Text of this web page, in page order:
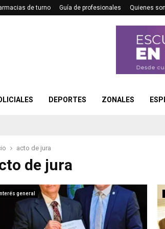
de turno Guía de profesionales Quienes
DEPORTES ZONALES
acto de jura
de jura
Interés general